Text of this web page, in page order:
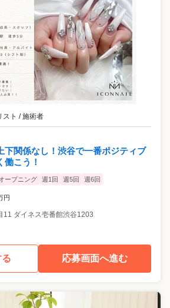
スト / 施術者
下関係なし！渋谷で一番ポジティブ
こう！
ープニング 週1回 週5回 週6回
円
11 ダイネス壱番館渋谷1203
応募画面へ進む